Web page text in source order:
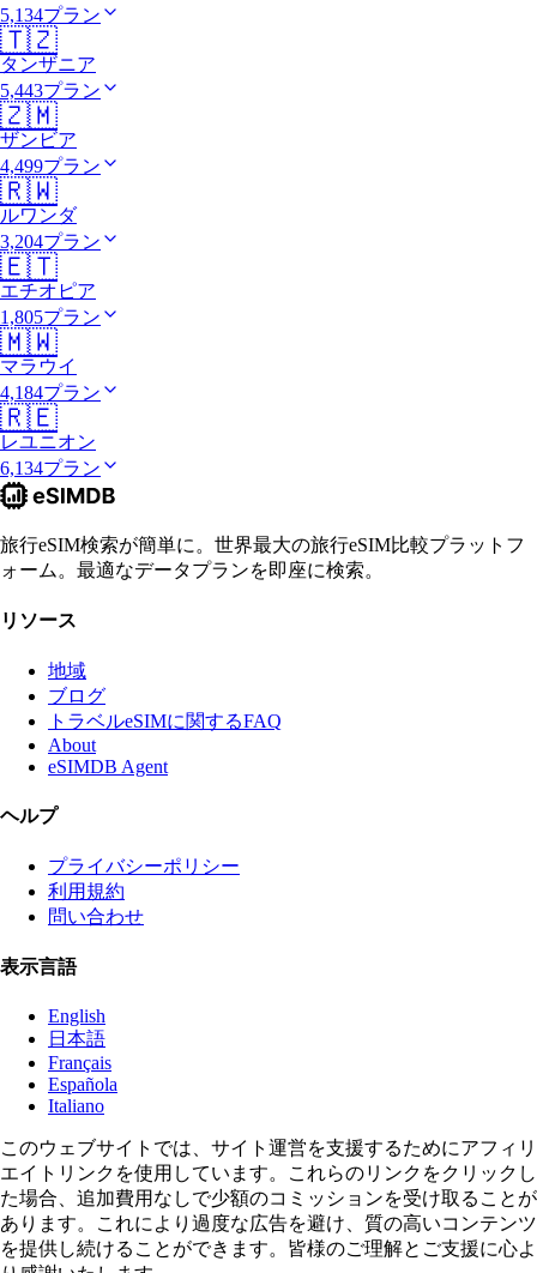
5,134プラン
🇹🇿
タンザニア
5,443プラン
🇿🇲
ザンビア
4,499プラン
🇷🇼
ルワンダ
3,204プラン
🇪🇹
エチオピア
1,805プラン
🇲🇼
マラウイ
4,184プラン
🇷🇪
レユニオン
6,134プラン
旅行eSIM検索が簡単に。世界最大の旅行eSIM比較プラットフ
ォーム。最適なデータプランを即座に検索。
リソース
地域
ブログ
トラベルeSIMに関するFAQ
About
eSIMDB Agent
ヘルプ
プライバシーポリシー
利用規約
問い合わせ
表示言語
English
日本語
Français
Española
Italiano
このウェブサイトでは、サイト運営を支援するためにアフィリ
エイトリンクを使用しています。これらのリンクをクリックし
た場合、追加費用なしで少額のコミッションを受け取ることが
あります。これにより過度な広告を避け、質の高いコンテンツ
を提供し続けることができます。皆様のご理解とご支援に心よ